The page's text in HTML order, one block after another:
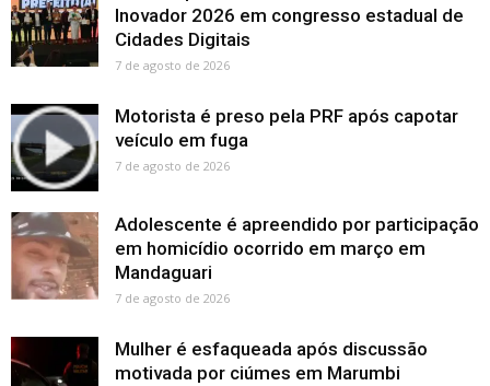
Inovador 2026 em congresso estadual de
Cidades Digitais
7 de agosto de 2026
Motorista é preso pela PRF após capotar
veículo em fuga
7 de agosto de 2026
Adolescente é apreendido por participação
em homicídio ocorrido em março em
Mandaguari
7 de agosto de 2026
Mulher é esfaqueada após discussão
motivada por ciúmes em Marumbi